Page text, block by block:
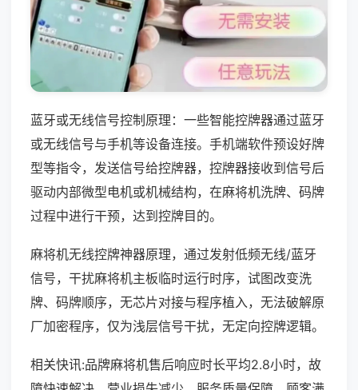
蓝牙或无线信号控制原理：一些智能控牌器通过蓝牙
或无线信号与手机等设备连接。手机端软件预设好牌
型等指令，发送信号给控牌器，控牌器接收到信号后
驱动内部微型电机或机械结构，在麻将机洗牌、码牌
过程中进行干预，达到控牌目的。
麻将机无线控牌神器原理，通过发射低频无线/蓝牙
信号，干扰麻将机主板临时运行时序，试图改变洗
牌、码牌顺序，无芯片对接与程序植入，无法破解原
厂加密程序，仅为浅层信号干扰，无定向控牌逻辑。
相关快讯:品牌麻将机售后响应时长平均2.8小时，故